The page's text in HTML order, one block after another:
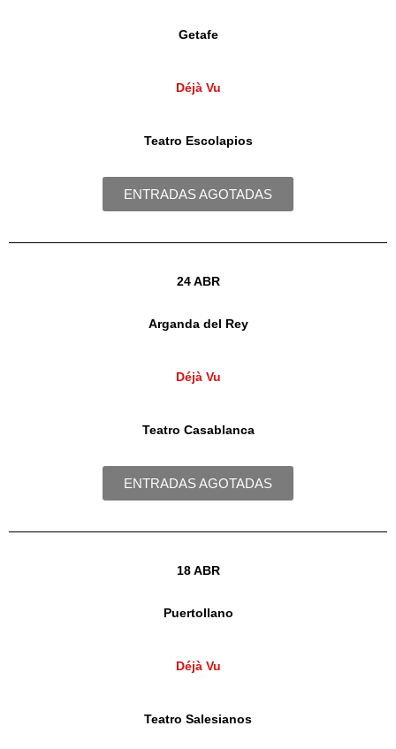
Getafe
Déjà Vu
Teatro Escolapios
ENTRADAS AGOTADAS
24 ABR
Arganda del Rey
Déjà Vu
Teatro Casablanca
ENTRADAS AGOTADAS
18 ABR
Puertollano
Déjà Vu
Teatro Salesianos